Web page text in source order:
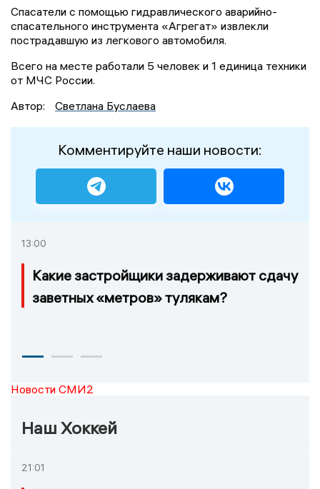
Спасатели с помощью гидравлического аварийно-
спасательного инструмента «Агрегат» извлекли
пострадавшую из легкового автомобиля.
Всего на месте работали 5 человек и 1 единица техники
от МЧС России.
Автор:
Светлана Буслаева
Комментируйте наши новости:
13:00
Какие застройщики задерживают сдачу
заветных «метров» тулякам?
Новости СМИ2
Наш Хоккей
21:01